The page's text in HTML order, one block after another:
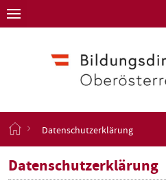
Zum
Inhalt
Navigation
Navigation
aufklappen
S
r
t
Datenschutzerklärung
Datenschutzerklärung